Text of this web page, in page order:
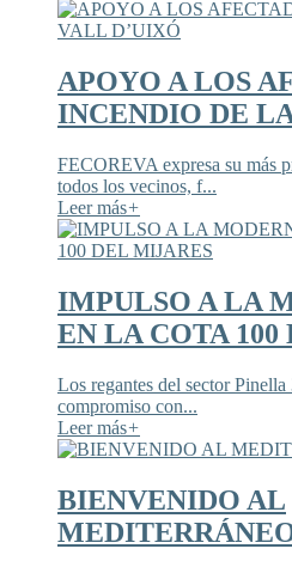
APOYO A LOS
INCENDIO DE
FECOREVA expresa su más
todos los vecinos, f...
Leer más+
IMPULSO A LA
EN LA COTA
Los regantes del sector
compromiso con...
Leer más+
BIENVENIDO AL